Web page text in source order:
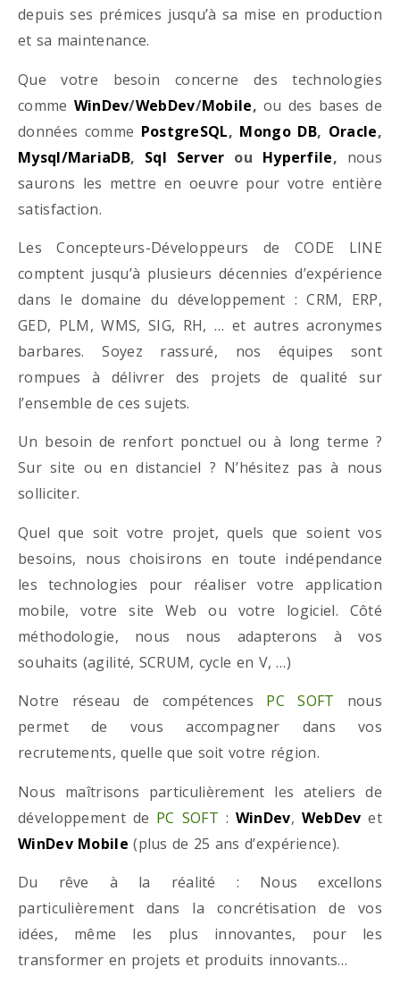
depuis ses prémices jusqu’à sa mise en production
et sa maintenance.
Que votre besoin concerne des technologies
comme WinDev/WebDev/Mobile, ou des bases de
données comme PostgreSQL, Mongo DB, Oracle,
Mysql/MariaDB, Sql Server ou Hyperfile, nous
saurons les mettre en oeuvre pour votre entière
satisfaction.
Les Concepteurs-Développeurs de CODE LINE
comptent jusqu’à plusieurs décennies d’expérience
dans le domaine du développement : CRM, ERP,
GED, PLM, WMS, SIG, RH, … et autres acronymes
barbares. Soyez rassuré, nos équipes sont
rompues à délivrer des projets de qualité sur
l’ensemble de ces sujets.
Un besoin de renfort ponctuel ou à long terme ?
Sur site ou en distanciel ? N’hésitez pas à nous
solliciter.
Quel que soit votre projet, quels que soient vos
besoins, nous choisirons en toute indépendance
les technologies pour réaliser votre application
mobile, votre site Web ou votre logiciel. Côté
méthodologie, nous nous adapterons à vos
souhaits (agilité, SCRUM, cycle en V, …)
Notre réseau de compétences PC SOFT nous
permet de vous accompagner dans vos
recrutements, quelle que soit votre région.
Nous maîtrisons particulièrement les ateliers de
développement de PC SOFT : WinDev, WebDev et
WinDev Mobile (plus de 25 ans d’expérience).
Du rêve à la réalité : Nous excellons
particulièrement dans la concrétisation de vos
idées, même les plus innovantes, pour les
transformer en projets et produits innovants…